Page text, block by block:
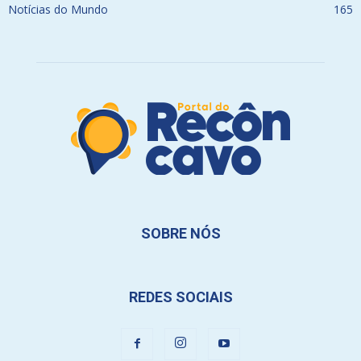
Notícias do Mundo 165
SOBRE NÓS
REDES SOCIAIS